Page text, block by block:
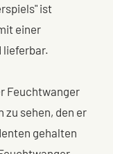
ist
einer
lieferbar.
Feuchtwanger
zu sehen, den er
gehalten